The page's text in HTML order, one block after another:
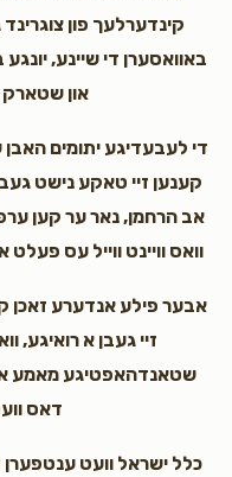
קינדערלעך פון צוגרינד
באוואסערן די שיינע,
און שטארק
די לעבעדיגע יתומים האבן
קענען זיי טאקע נישט
אב הרחמן, נאר ער קען
וואס וויינט ווייל עס
אבער פילע אנדערע זאכן
זיי געבן א
שטאנדהאפטיגע מאמע
דאס
כלל ישראל וועט ענטפערן